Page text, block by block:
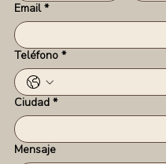
Email *
Teléfono *
Ciudad *
Mensaje